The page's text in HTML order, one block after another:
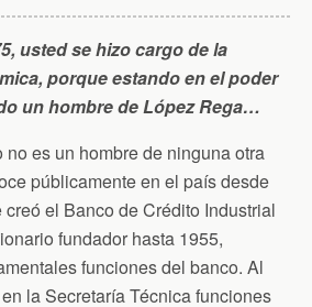
usted se hizo cargo de la
porque estando en el poder
un hombre de López Rega…
es un hombre de ninguna otra
públicamente en el país desde
el Banco de Crédito Industrial
fundador hasta 1955,
funciones del banco. Al
la Secretaría Técnica funciones